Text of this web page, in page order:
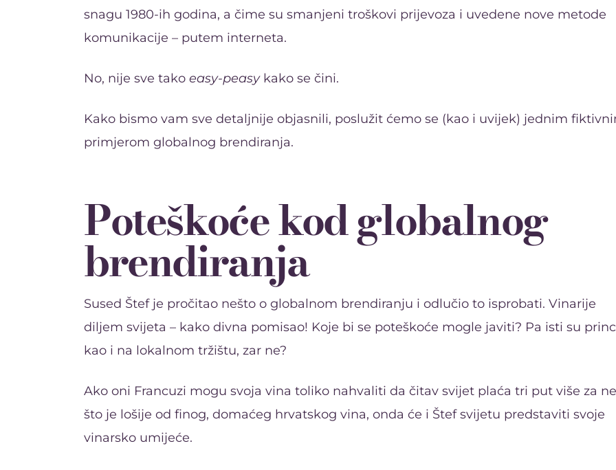
snagu 1980-ih godina, a čime su smanjeni troškovi prijevoza i uvedene nove metode
komunikacije – putem interneta.
No, nije sve tako easy-peasykako se čini.
Kako bismo vam sve detaljnije objasnili, poslužit ćemo se (kao i uvijek) jednim
primjerom globalnog brendiranja.
Poteškoće kod globalnog
brendiranja
Sused Štef je pročitao nešto o globalnom brendiranju i odlučio to isprobati. Vinarije
diljem svijeta – kako divna pomisao! Koje bi se poteškoće mogle javiti? Pa isti su
kao i na lokalnom tržištu, zar ne?
Ako oni Francuzi mogu svoja vina toliko nahvaliti da čitav svijet plaća tri put više za
što je lošije od finog, domaćeg hrvatskog vina, onda će i Štef svijetu predstaviti svoje
vinarsko umijeće.